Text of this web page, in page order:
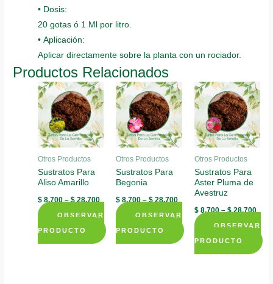
• Dosis:
20 gotas ó 1 Ml por litro.
• Aplicación:
Aplicar directamente sobre la planta con un rociador.
Productos Relacionados
Otros Productos
Sustratos Para
Aliso Amarillo
$ 8.700–$28.700
OBSERVAR
PRODUCTO
This
Otros Productos
Sustratos Para
Begonia
$ 8.700–$28.700
OBSERVAR
PRODUCTO
This
Otros Productos
Sustratos Para
Aster Pluma de
Avestruz
$8.700–$28.700
OBSERVAR
PRODUCTO
This